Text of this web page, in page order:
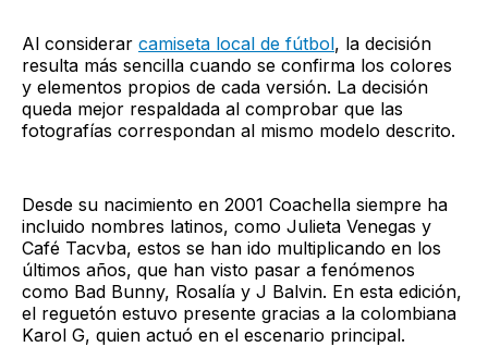
Al considerar camiseta local de fútbol, la decisión
resulta más sencilla cuando se confirma los colores
y elementos propios de cada versión. La decisión
queda mejor respaldada al comprobar que las
fotografías correspondan al mismo modelo descrito.
Desde su nacimiento en 2001 Coachella siempre ha
incluido nombres latinos, como Julieta Venegas y
Café Tacvba, estos se han ido multiplicando en los
últimos años, que han visto pasar a fenómenos
como Bad Bunny, Rosalía y J Balvin. En esta edición,
el reguetón estuvo presente gracias a la colombiana
Karol G, quien actuó en el escenario principal.